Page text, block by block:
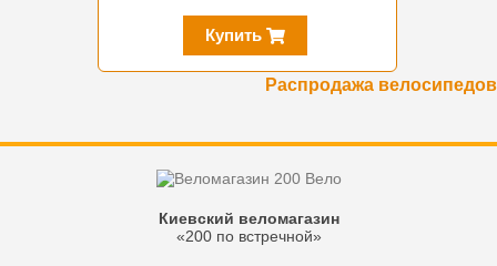
Купить
Распродажа велосипедов
Киевский веломагазин
«200 по встречной»